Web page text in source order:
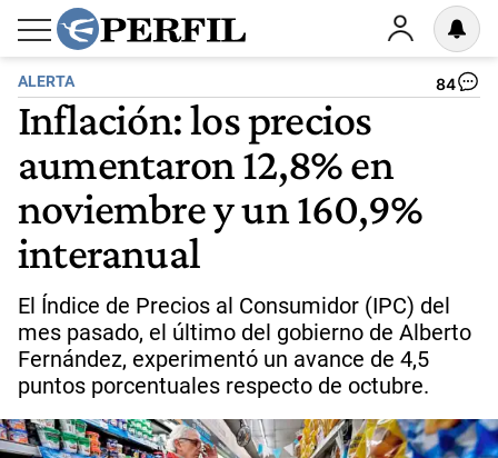
ALERTA 84
Inflación: los precios
aumentaron 12,8% en
noviembre y un 160,9%
interanual
El Índice de Precios al Consumidor (IPC) del
mes pasado, el último del gobierno de Alberto
Fernández, experimentó un avance de 4,5
puntos porcentuales respecto de octubre.